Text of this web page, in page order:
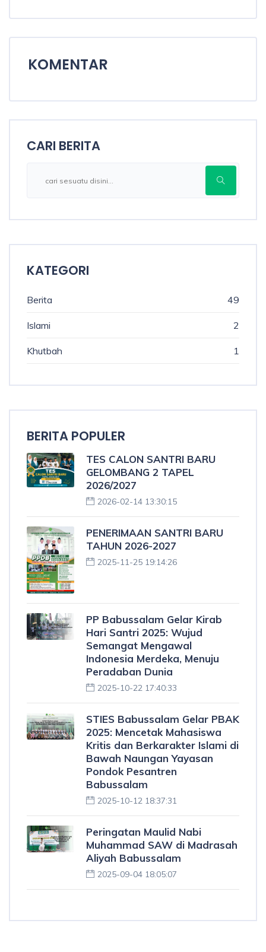
KOMENTAR
CARI BERITA
KATEGORI
Berita 49
Islami 2
Khutbah 1
BERITA POPULER
TES CALON SANTRI BARU
GELOMBANG 2 TAPEL
2026/2027
2026-02-14 13:30:15
PENERIMAAN SANTRI BARU
TAHUN 2026-2027
2025-11-25 19:14:26
PP Babussalam Gelar Kirab
Hari Santri 2025: Wujud
Semangat Mengawal
Indonesia Merdeka, Menuju
Peradaban Dunia
2025-10-22 17:40:33
STIES Babussalam Gelar PBAK
2025: Mencetak Mahasiswa
Kritis dan Berkarakter Islami di
Bawah Naungan Yayasan
Pondok Pesantren
Babussalam
2025-10-12 18:37:31
Peringatan Maulid Nabi
Muhammad SAW di Madrasah
Aliyah Babussalam
2025-09-04 18:05:07